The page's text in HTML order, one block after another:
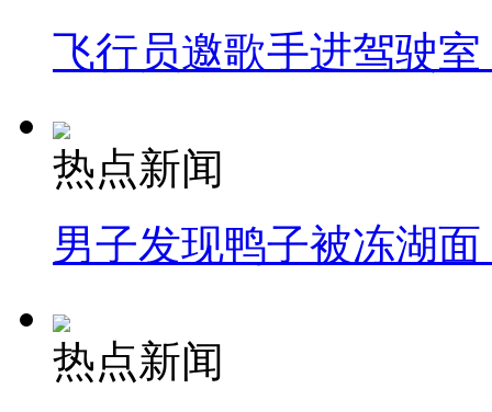
飞行员邀歌手进驾驶
热点新闻
男子发现鸭子被冻湖
热点新闻